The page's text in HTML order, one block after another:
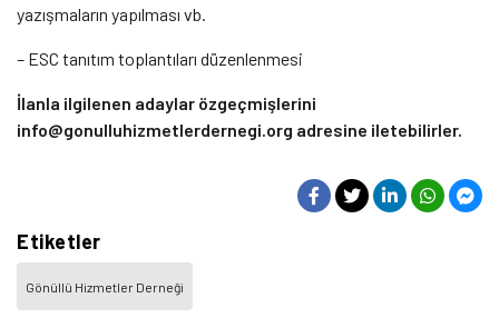
yazışmaların yapılması vb.
– ESC tanıtım toplantıları düzenlenmesi
İlanla ilgilenen adaylar özgeçmişlerini
info@gonulluhizmetlerdernegi.org adresine iletebilirler.
Etiketler
Gönüllü Hizmetler Derneği